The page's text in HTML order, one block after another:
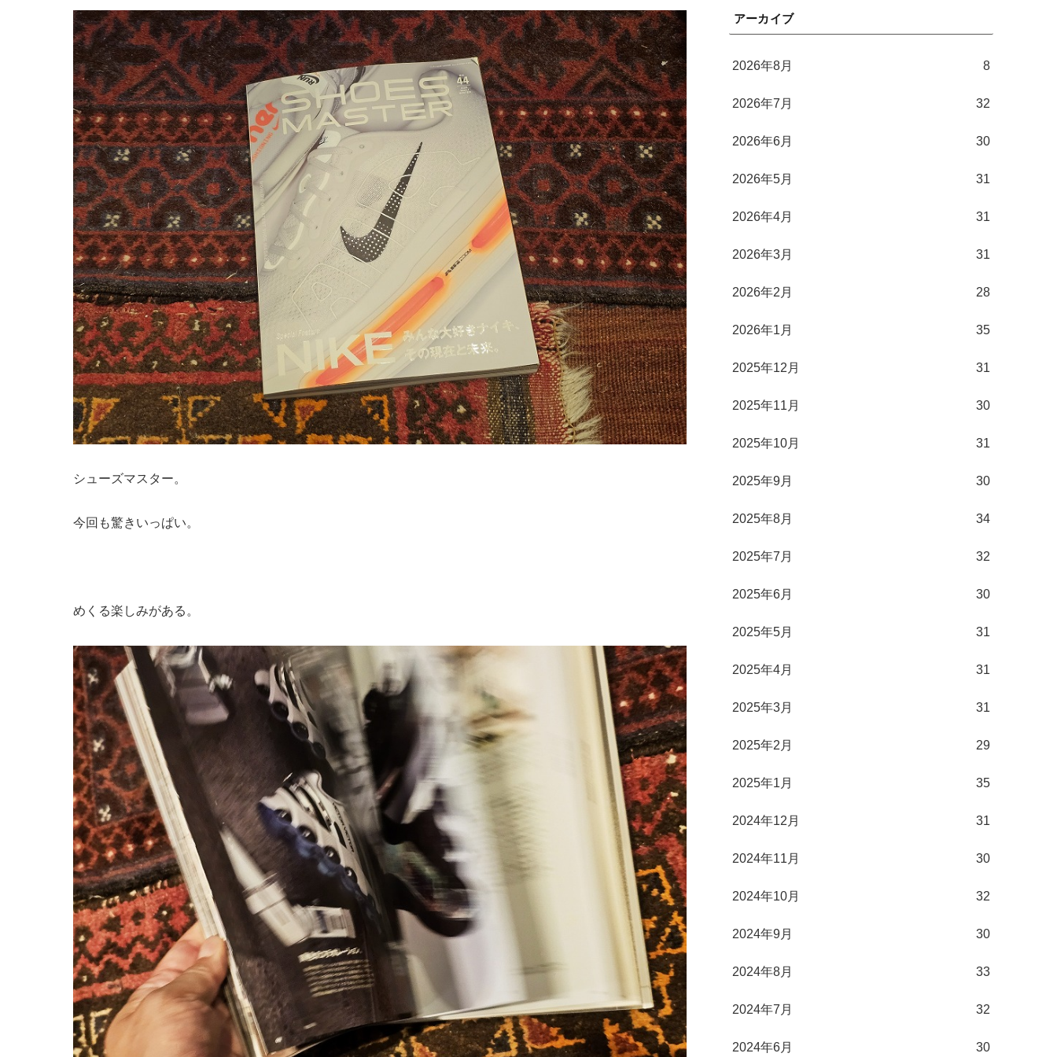
シューズマスター。
今回も驚きいっぱい。
めくる楽しみがある。
アーカイブ
2026年8月 8
2026年7月 32
2026年6月 30
2026年5月 31
2026年4月 31
2026年3月 31
2026年2月 28
2026年1月 35
2025年12月 31
2025年11月 30
2025年10月 31
2025年9月 30
2025年8月 34
2025年7月 32
2025年6月 30
2025年5月 31
2025年4月 31
2025年3月 31
2025年2月 29
2025年1月 35
2024年12月 31
2024年11月 30
2024年10月 32
2024年9月 30
2024年8月 33
2024年7月 32
2024年6月 30